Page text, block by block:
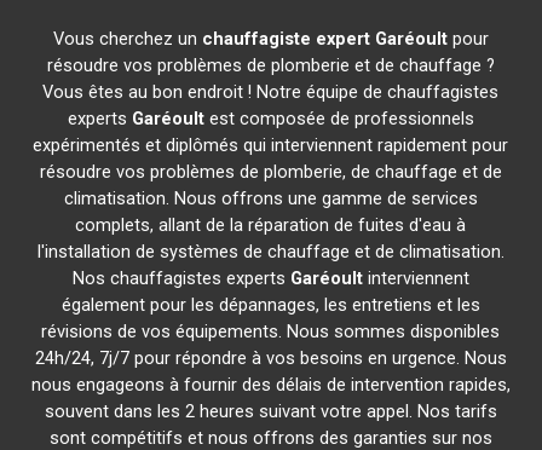
Vous cherchez un chauffagiste expert Garéoultpour
résoudre vos problèmes de plomberie et de chauffage ?
Vous êtes au bon endroit ! Notre équipe de chauffagistes
experts Garéoultest composée de professionnels
expérimentés et diplômés qui interviennent rapidement pour
résoudre vos problèmes de plomberie, de chauffage et de
climatisation. Nous offrons une gamme de services
complets, allant de la réparation de fuites d'eau à
l'installation de systèmes de chauffage et de climatisation.
Nos chauffagistes experts Garéoultinterviennent
également pour les dépannages, les entretiens et les
révisions de vos équipements. Nous sommes disponibles
24h/24, 7j/7 pour répondre à vos besoins en urgence. Nous
nous engageons à fournir des délais de intervention rapides,
souvent dans les 2 heures suivant votre appel. Nos tarifs
sont compétitifs et nous offrons des garanties sur nos